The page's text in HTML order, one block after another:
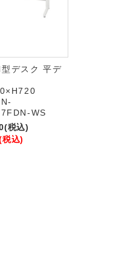
デスク 平デ
WS
(税込)
税込)